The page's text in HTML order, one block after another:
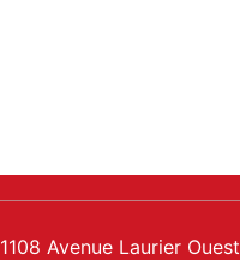
1108 Avenue Laurier Ouest